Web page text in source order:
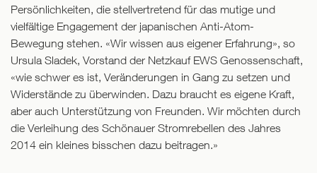
Persönlichkeiten, die stellvertretend für das mutige und
vielfältige Engagement der japanischen Anti-Atom-
Bewegung stehen. «Wir wissen aus eigener Erfahrung», so
Ursula Sladek, Vorstand der Netzkauf EWS Genossenschaft,
«wie schwer es ist, Veränderungen in Gang zu setzen und
Widerstände zu überwinden. Dazu braucht es eigene Kraft,
aber auch Unterstützung von Freunden. Wir möchten durch
die Verleihung des Schönauer Stromrebellen des Jahres
2014 ein kleines bisschen dazu beitragen.»